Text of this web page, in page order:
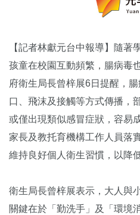
【記者林獻元台中報導】隨著
孩童在校園互動頻繁，腸病毒
府衛生局長曾梓展6日提醒，
口、飛沫及接觸等方式傳播，
或僅出現類似感冒症狀，容易
家長及教托育機構工作人員落
維持良好個人衛生習慣，以降
衛生局長曾梓展表示，大人與
關鍵在於「勤洗手」及「環境